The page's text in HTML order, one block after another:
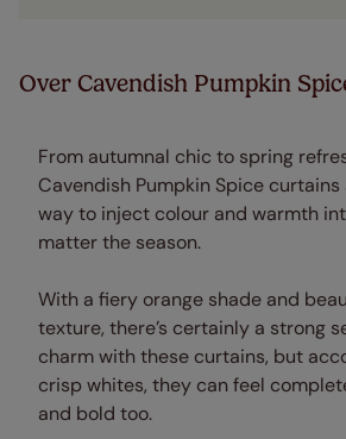
Over Cavendish Pumpkin
From autumnal chic to spring
Cavendish Pumpkin Spice curtains
way to inject colour and warmth
matter the season.
With a fiery orange shade and
texture, there’s certainly a strong
charm with these curtains, but
crisp whites, they can feel
and bold too.